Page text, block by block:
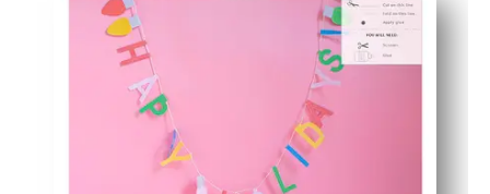
Les enfants restent engagés grâce à un artisanat
Flexible pour n'importe quel espace - imprimez des
Réutilisable et fiable - enregistrez le fichier et